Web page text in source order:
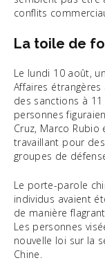
conflits
La toile de
Le lundi 10 août,
Affaires
des sanctions à
personnes
Cruz, Marco
travaillant pour
groupes de
Le porte-parole
individus avaient
de manière
Les personnes
nouvelle loi sur la
Chine.